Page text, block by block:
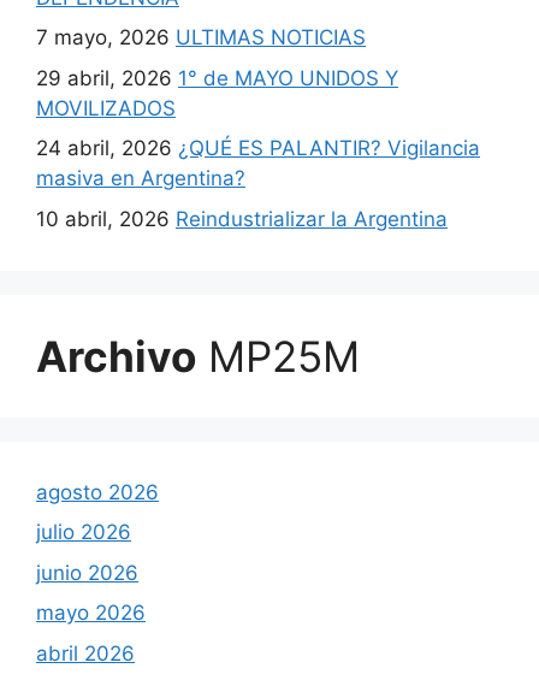
7 mayo, 2026 ULTIMAS NOTICIAS
29 abril, 2026 1° de MAYO UNIDOS Y
MOVILIZADOS
24 abril, 2026 ¿QUÉ ES PALANTIR? Vigilancia
masiva en Argentina?
10 abril, 2026 Reindustrializar la Argentina
Archivo MP25M
agosto 2026
julio 2026
junio 2026
mayo 2026
abril 2026